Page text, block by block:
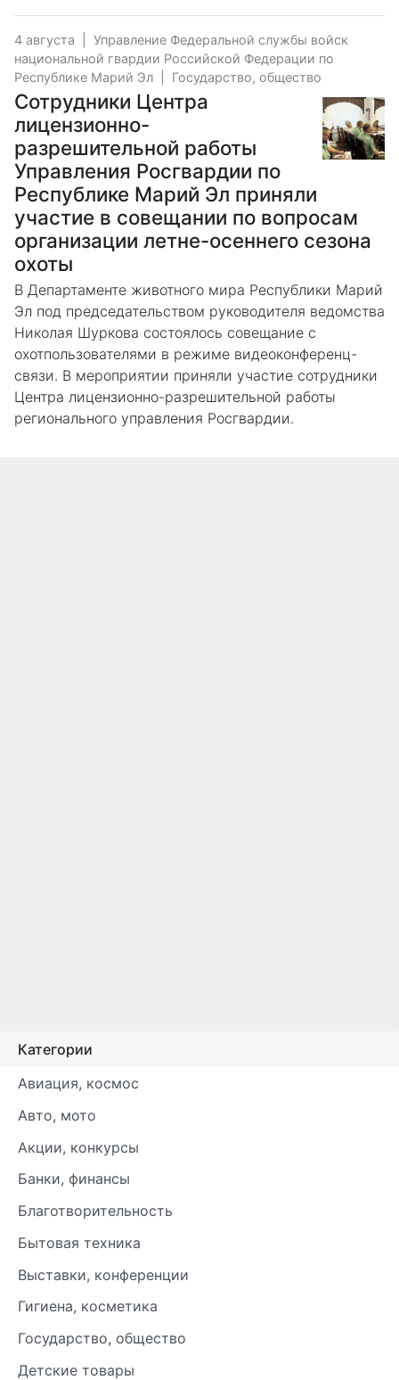
4 августа
Управление Федеральной службы войск
национальной гвардии Российской Федерации по
Республике Марий Эл
Государство, общество
Сотрудники Центра
лицензионно-
разрешительной работы
Управления Росгвардии по
Республике Марий Эл приняли
участие в совещании по вопросам
организации летне-осеннего сезона
охоты
В Департаменте животного мира Республики Марий
Эл под председательством руководителя ведомства
Николая Шуркова состоялось совещание с
охотпользователями в режиме видеоконференц-
связи. В мероприятии приняли участие сотрудники
Центра лицензионно-разрешительной работы
регионального управления Росгвардии.
Категории
Авиация, космос
Авто, мото
Акции, конкурсы
Банки, финансы
Благотворительность
Бытовая техника
Выставки, конференции
Гигиена, косметика
Государство, общество
Детские товары